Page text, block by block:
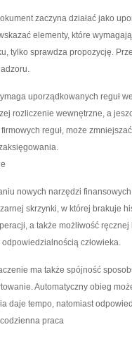
zaczyna działać jako
elementy, które
tylko sprawdza propozycję.
uporządkowanych reguł
rozliczenie wewnętrzne, a
reguł, może
nowych narzędzi
skrzynki, w której brakuje
a także możliwość ręcznej
człowieka.
ma także spójność
Automatyczny obieg
daje tempo, natomiast
praca